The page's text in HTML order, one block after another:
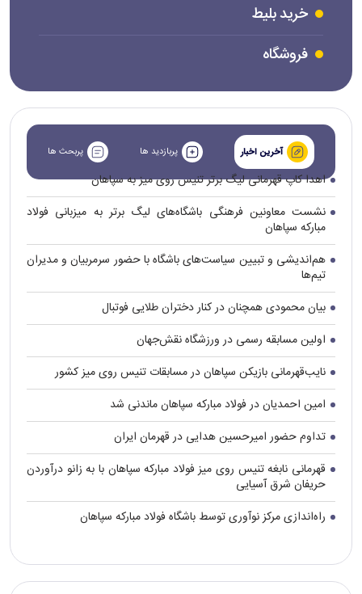
خرید بلیط
فروشگاه
آخرین اخبار پربازدید ها پربحث ها
اهدا کاپ قهرمانی لیگ برتر تنیس روی میز به سپاهان
نشست معاونین فرهنگی باشگاه‌های لیگ برتر به میزبانی فولاد
مبارکه سپاهان
هم‌اندیشی و تبیین سیاست‌های باشگاه با حضور سرمربیان و مدیران
تیم‌ها
بیان محمودی همچنان در کنار دختران طلایی فوتبال
اولین مسابقه رسمی در ورزشگاه نقش‌جهان
نایب‌قهرمانی بازیکن سپاهان در مسابقات تنیس روی میز کشور
امین احمدیان در فولاد مبارکه سپاهان ماندنی شد
تداوم حضور امیرحسین هدایی در قهرمان ایران
قهرمانی نابغه تنیس روی میز فولاد مبارکه سپاهان با به زانو درآوردن
حریفان شرق آسیایی
راه‌اندازی مرکز نوآوری توسط باشگاه فولاد مبارکه سپاهان